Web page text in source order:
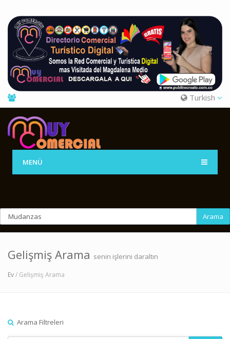
Turkish
MENÜ
Arama
Gelişmiş Arama senin işlerini daraltın
Ev/ Gelişmiş Arama
Arama Filtreleri